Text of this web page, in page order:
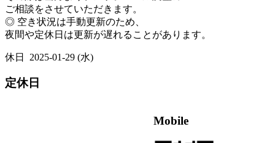
ご相談をさせていただきます。
◎ 空き状況は手動更新のため、
夜間や定休日は更新が遅れることがあります。
休日 2025-01-29 (水)
定休日
Mobile